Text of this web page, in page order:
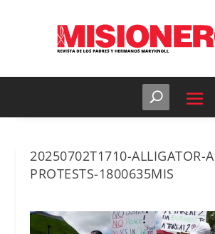
20250702T1710-ALLIGATOR-
PROTESTS-1800635MIS